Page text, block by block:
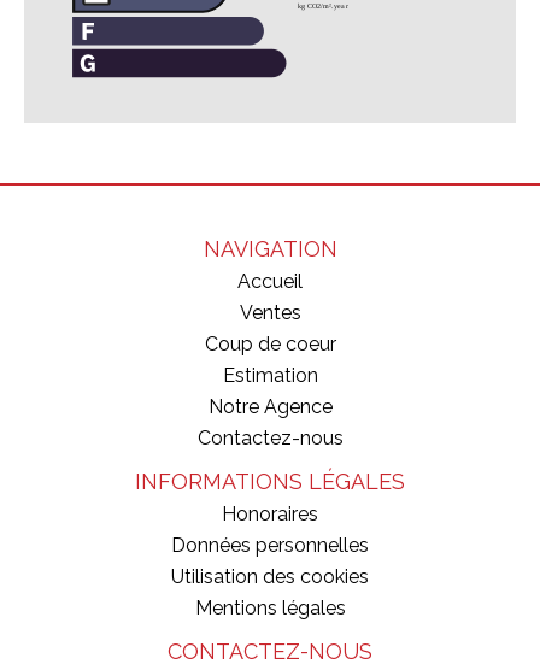
NAVIGATION
Accueil
Ventes
Coup de coeur
Estimation
Notre Agence
Contactez-nous
INFORMATIONS LÉGALES
Honoraires
Données personnelles
Utilisation des cookies
Mentions légales
CONTACTEZ-NOUS